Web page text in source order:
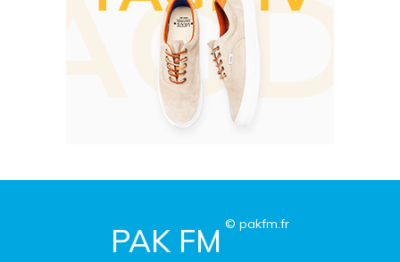
PAK FM © pakfm.fr